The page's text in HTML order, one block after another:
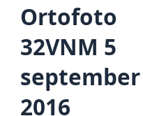
Ortofoto
32VNM 5
september
2016